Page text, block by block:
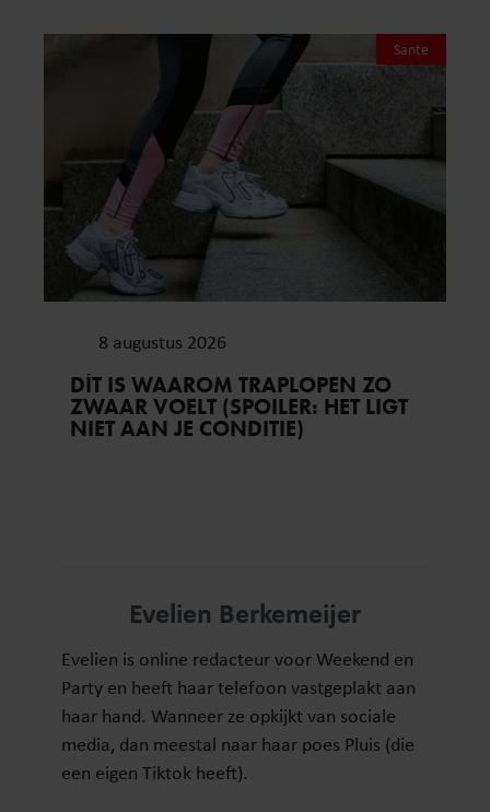
Sante
8 augustus 2026
DÍT IS WAAROM TRAPLOPEN ZO
ZWAAR VOELT (SPOILER: HET LIGT
NIET AAN JE CONDITIE)
Evelien Berkemeijer
Evelien is online redacteur voor Weekend en
Party en heeft haar telefoon vastgeplakt aan
haar hand. Wanneer ze opkijkt van sociale
media, dan meestal naar haar poes Pluis (die
een eigen Tiktok heeft).